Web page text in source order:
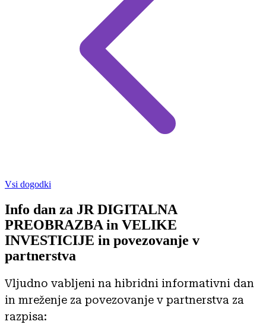
Vsi dogodki
Info dan za JR DIGITALNA
PREOBRAZBA in VELIKE
INVESTICIJE in povezovanje v
partnerstva
Vljudno vabljeni na hibridni informativni dan
in mreženje za povezovanje v partnerstva za
razpisa: